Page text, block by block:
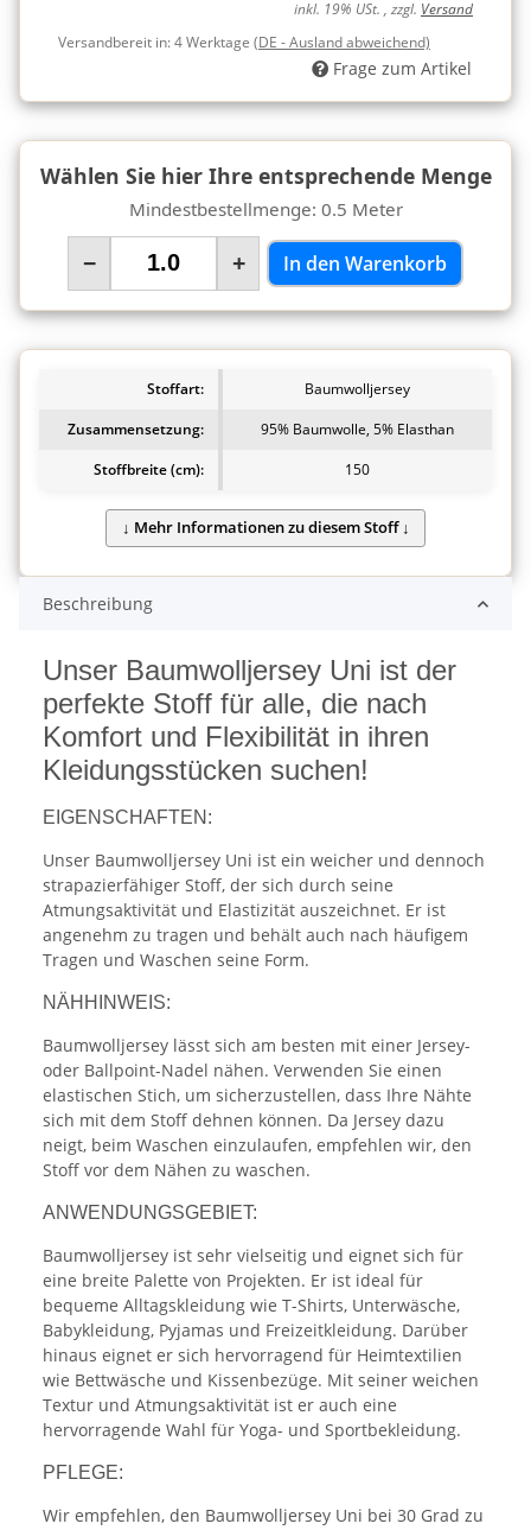
inkl. 19% USt. , zzgl. Versand
Versandbereit in:4 Werktage (DE - Ausland abweichend)
Frage zum Artikel
Wählen Sie hier Ihre entsprechende Menge
Mindestbestellmenge: 0.5 Meter
− + In den Warenkorb
Stoffart:
Baumwolljersey
Zusammensetzung:
95% Baumwolle, 5% Elasthan
Stoffbreite (cm):
150
Beschreibung
Unser Baumwolljersey Uni ist der
perfekte Stoff für alle, die nach
Komfort und Flexibilität in ihren
Kleidungsstücken suchen!
EIGENSCHAFTEN:
Unser Baumwolljersey Uni ist ein weicher und dennoch
strapazierfähiger Stoff, der sich durch seine
Atmungsaktivität und Elastizität auszeichnet. Er ist
angenehm zu tragen und behält auch nach häufigem
Tragen und Waschen seine Form.
NÄHHINWEIS:
Baumwolljersey lässt sich am besten mit einer Jersey-
oder Ballpoint-Nadel nähen. Verwenden Sie einen
elastischen Stich, um sicherzustellen, dass Ihre Nähte
sich mit dem Stoff dehnen können. Da Jersey dazu
neigt, beim Waschen einzulaufen, empfehlen wir, den
Stoff vor dem Nähen zu waschen.
ANWENDUNGSGEBIET:
Baumwolljersey ist sehr vielseitig und eignet sich für
eine breite Palette von Projekten. Er ist ideal für
bequeme Alltagskleidung wie T-Shirts, Unterwäsche,
Babykleidung, Pyjamas und Freizeitkleidung. Darüber
hinaus eignet er sich hervorragend für Heimtextilien
wie Bettwäsche und Kissenbezüge. Mit seiner weichen
Textur und Atmungsaktivität ist er auch eine
hervorragende Wahl für Yoga- und Sportbekleidung.
PFLEGE:
Wir empfehlen, den Baumwolljersey Uni bei 30 Grad zu